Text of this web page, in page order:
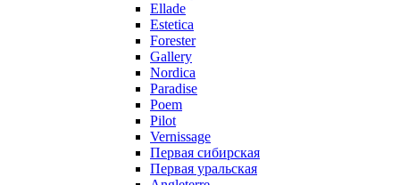
Ellade
Estetica
Forester
Gallery
Nordica
Paradise
Poem
Pilot
Vernissage
Первая сибирская
Первая уральская